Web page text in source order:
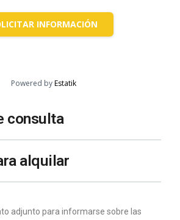
INFORMACIÓN
Powered byEstatik
consulta
alquilar
adjunto para informarse sobre las